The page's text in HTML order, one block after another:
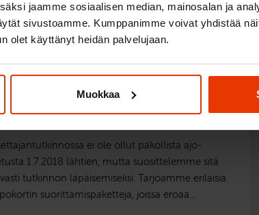
jaamme sosiaalisen median, mainosalan ja
sivustoamme. Kumppanimme voivat yhdistää
olet käyttänyt heidän palvelujaan.
Muokkaa
LIITTYVÄT KYSYMYKSET
monta pakollista
mopokoulussa on?
ei ole ollut pakollista ajo-
1.7.2018 lähtien, mutta suosittelemme sitä
tutkinnon läpäisemiseksi. Tarjoamme erilaisia
suorittamispaketteja, joissa eroaa…